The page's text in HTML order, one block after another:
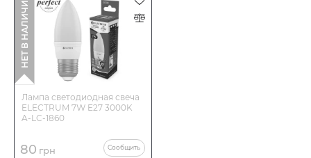
Лампа светодиодная свеча
ELECTRUM 7W E27 3000K
A-LC-1860
80 грн Сообщить
НЕТ В НАЛИЧИИ